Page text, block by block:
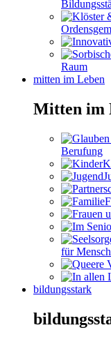
Raum
mitten im Leben
Mitten im
Berufung
für
bildungsstark